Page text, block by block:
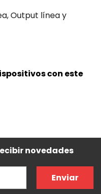
Output línea y
con este
novedades
Enviar